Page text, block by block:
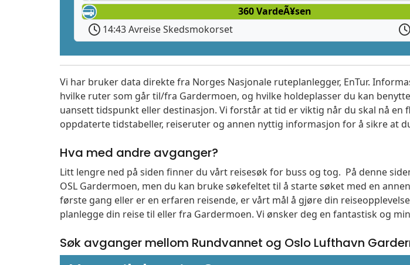
360 VardeÃ¥sen
14:43 Avreise Skedsmokorset
Vi har bruker data direkte fra Norges Nasjonale ruteplanlegger, EnTur.
hvilke ruter som går til/fra Gardermoen, og hvilke holdeplasser du kan
uansett tidspunkt eller destinasjon. Vi forstår at tid er viktig når du skal nå
oppdaterte tidstabeller, reiseruter og annen nyttig informasjon for å sikre at
Hva med andre avganger?
Litt lengre ned på siden finner du vårt reisesøk for buss og tog. På denne
OSL Gardermoen, men du kan bruke søkefeltet til å starte søket med en
første gang eller er en erfaren reisende, er vårt mål å gjøre din
planlegge din reise til eller fra Gardermoen. Vi ønsker deg en fantastisk og
Søk avganger mellom Rundvannet og Oslo Lufthavn